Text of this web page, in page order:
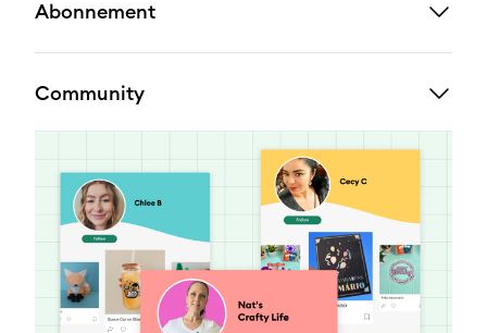
Abonnement
Community